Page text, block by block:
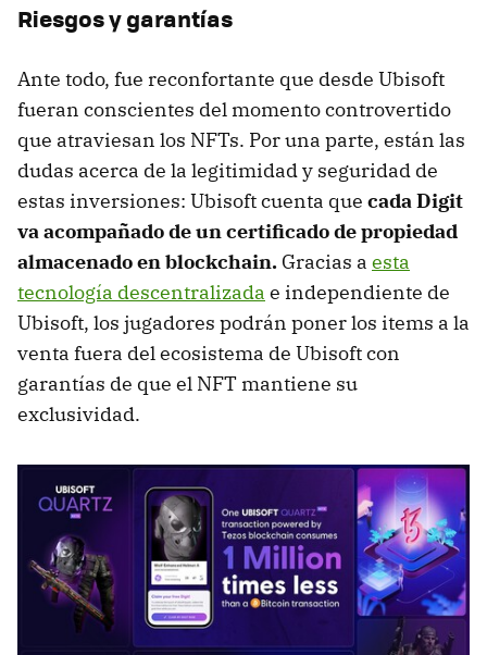
Riesgos y garantías
Ante todo, fue reconfortante que desde Ubisoft
fueran conscientes del momento controvertido
que atraviesan los NFTs. Por una parte, están las
dudas acerca de la legitimidad y seguridad de
estas inversiones: Ubisoft cuenta que cada Digit
va acompañado de un certificado de propiedad
almacenado en blockchain. Gracias a esta
tecnología descentralizada e independiente de
Ubisoft, los jugadores podrán poner los items a la
venta fuera del ecosistema de Ubisoft con
garantías de que el NFT mantiene su
exclusividad.